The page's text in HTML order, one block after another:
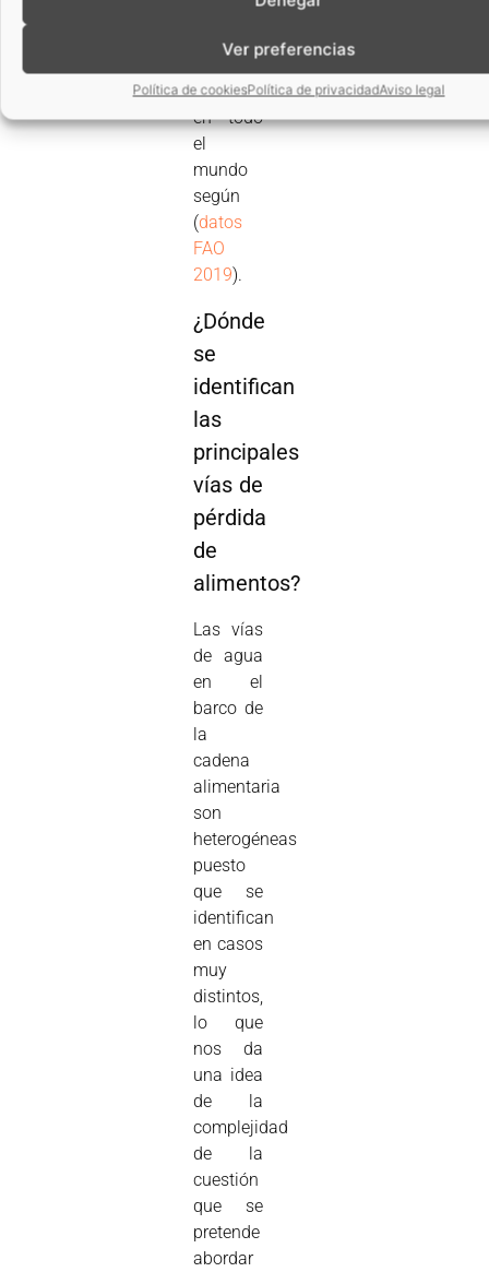
Ver preferencias
Política de cookiesPolítica de privacidadAviso legal
alimentos
que se
producen
en todo
el
mundo
según
(datos
FAO
2019).
¿Dónde
se
identifican
las
principales
vías de
pérdida
de
alimentos?
Las vías
de agua
en el
barco de
la
cadena
alimentaria
son
heterogéneas
puesto
que se
identifican
en casos
muy
distintos,
lo que
nos da
una idea
de la
complejidad
de la
cuestión
que se
pretende
abordar